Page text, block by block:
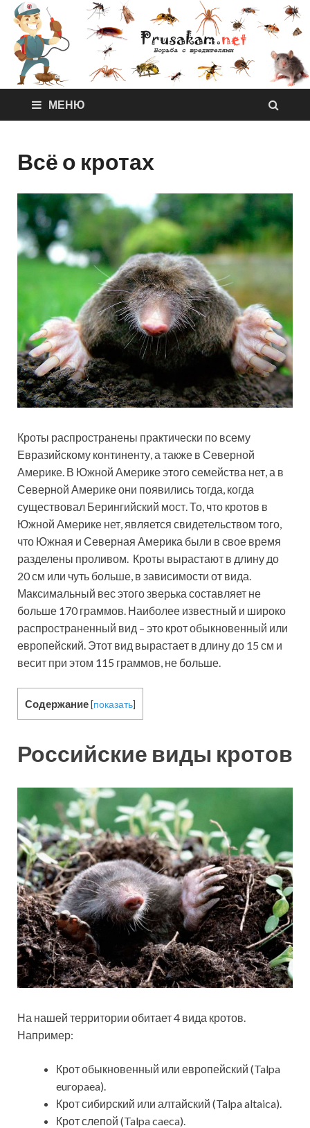
МЕНЮ
Всё о кротах
Кроты распространены практически по всему
Евразийскому континенту, а также в Северной
Америке. В Южной Америке этого семейства нет, а в
Северной Америке они появились тогда, когда
существовал Берингийский мост. То, что кротов в
Южной Америке нет, является свидетельством того,
что Южная и Северная Америка были в свое время
разделены проливом. Кроты вырастают в длину до
20 см или чуть больше, в зависимости от вида.
Максимальный вес этого зверька составляет не
больше 170 граммов. Наиболее известный и широко
распространенный вид – это крот обыкновенный или
европейский. Этот вид вырастает в длину до 15 см и
весит при этом 115 граммов, не больше.
Содержание[показать]
Российские виды кротов
На нашей территории обитает 4 вида кротов.
Например:
Крот обыкновенный или европейский (Talpa
europaea).
Крот сибирский или алтайский (Talpa altaica).
Крот слепой (Talpa caeca).